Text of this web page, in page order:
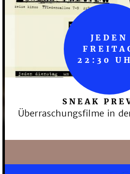
SNEAK
Überraschungsfilme in
JEDEN
22:30